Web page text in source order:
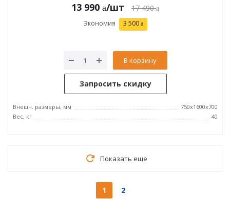
13 990 /шт 17 490
Экономия 3 500
В корзину
Запросить скидку
Внешн. размеры, мм
750x1600x700
Вес, кг
40
Показать еще
1 2